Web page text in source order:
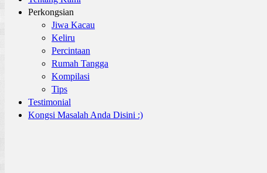
Perkongsian
Jiwa Kacau
Keliru
Percintaan
Rumah Tangga
Kompilasi
Tips
Testimonial
Kongsi Masalah Anda Disini :)